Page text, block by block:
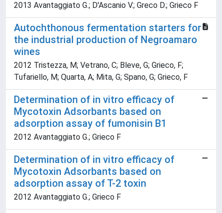
2013 Avantaggiato G.; D'Ascanio V.; Greco D.; Grieco F
Autochthonous fermentation starters for
the industrial production of Negroamaro
wines
2012 Tristezza, M; Vetrano, C; Bleve, G; Grieco, F;
Tufariello, M; Quarta, A; Mita, G; Spano, G; Grieco, F
Determination of in vitro efficacy of
Mycotoxin Adsorbants based on
adsorption assay of fumonisin B1
2012 Avantaggiato G.; Grieco F
Determination of in vitro efficacy of
Mycotoxin Adsorbants based on
adsorption assay of T-2 toxin
2012 Avantaggiato G.; Grieco F